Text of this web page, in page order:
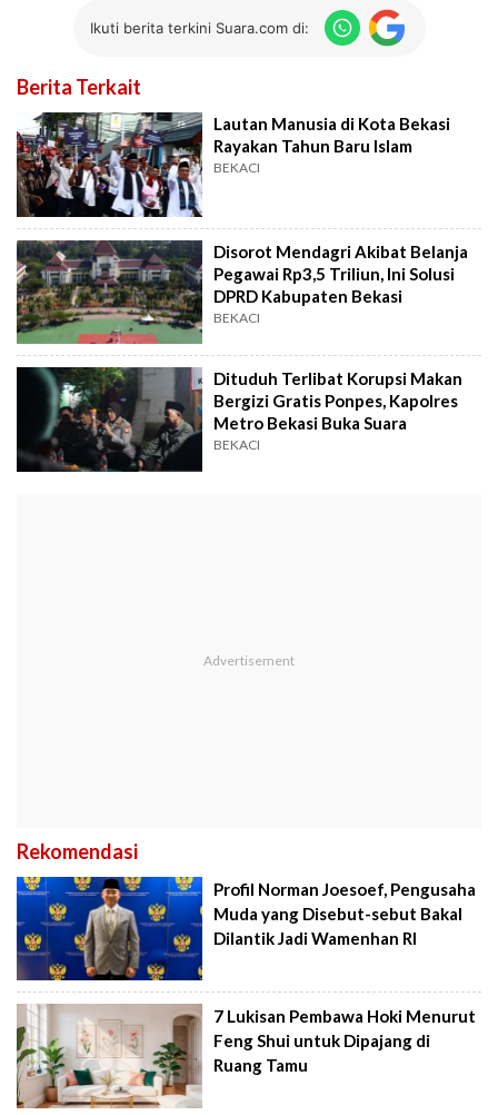
Ikuti berita terkini Suara.com di:
Berita Terkait
Lautan Manusia di Kota Bekasi
Rayakan Tahun Baru Islam
BEKACI
Disorot Mendagri Akibat Belanja
Pegawai Rp3,5 Triliun, Ini Solusi
DPRD Kabupaten Bekasi
BEKACI
Dituduh Terlibat Korupsi Makan
Bergizi Gratis Ponpes, Kapolres
Metro Bekasi Buka Suara
BEKACI
Rekomendasi
Profil Norman Joesoef, Pengusaha
Muda yang Disebut-sebut Bakal
Dilantik Jadi Wamenhan RI
7 Lukisan Pembawa Hoki Menurut
Feng Shui untuk Dipajang di
Ruang Tamu